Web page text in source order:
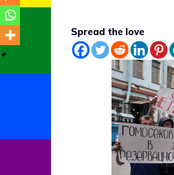
Spread the love